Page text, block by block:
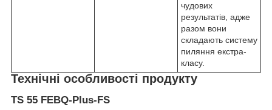
чудових
результатів, адже
разом вони
складають систему
пиляння екстра-
класу.
Технічні особливості продукту
TS 55 FEBQ-Plus-FS